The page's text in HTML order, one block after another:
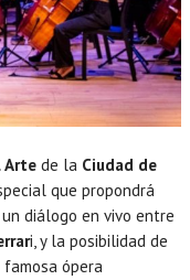
Arte de la Ciudad de
que propondrá
un diálogo en vivo entre
i, y la posibilidad de
ópera